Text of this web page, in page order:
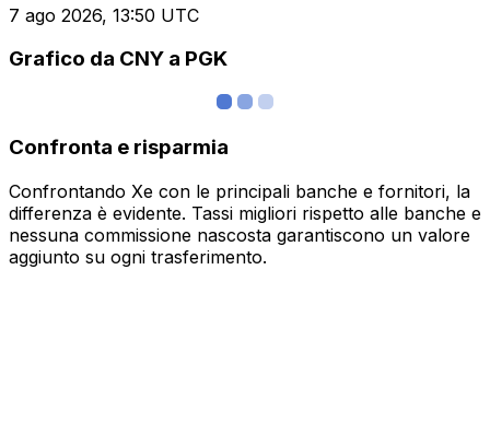
7 ago 2026, 13:50 UTC
Grafico da CNY a PGK
Confronta e risparmia
Confrontando Xe con le principali banche e fornitori, la
differenza è evidente. Tassi migliori rispetto alle banche e
nessuna commissione nascosta garantiscono un valore
aggiunto su ogni trasferimento.